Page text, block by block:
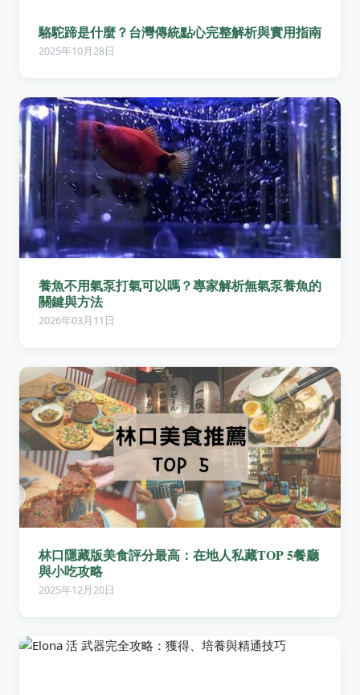
駱駝蹄是什麼？台灣傳統點心完整解析與實用指南
2025年10月28日
養魚不用氣泵打氣可以嗎？專家解析無氣泵養魚的
關鍵與方法
2026年03月11日
林口隱藏版美食評分最高：在地人私藏TOP 5餐廳
與小吃攻略
2025年12月20日